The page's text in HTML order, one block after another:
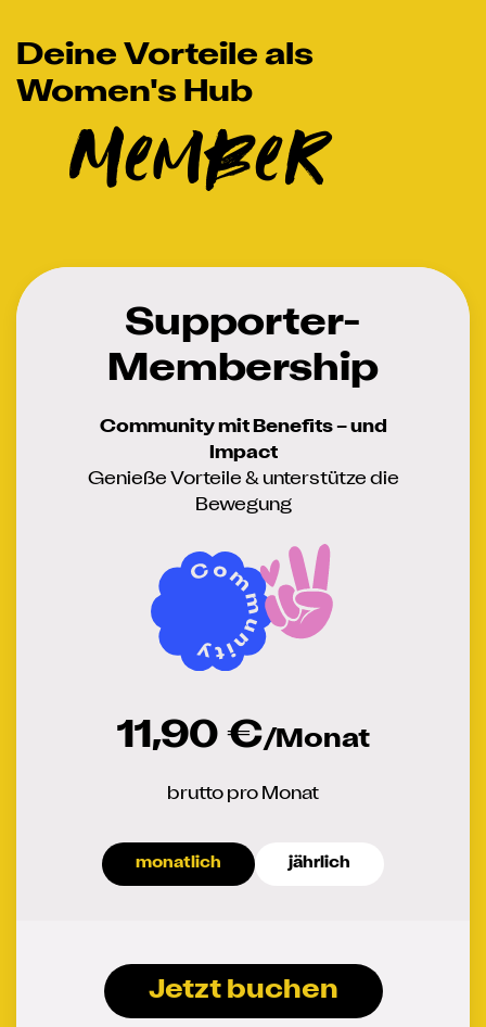
Deine Vorteile als
Women's Hub
Member
Supporter-
Membership
Community mit Benefits – und
Impact
Genieße Vorteile & unterstütze die
Bewegung
11,90 €/Monat
brutto pro Monat
monatlich jährlich
Jetzt buchen